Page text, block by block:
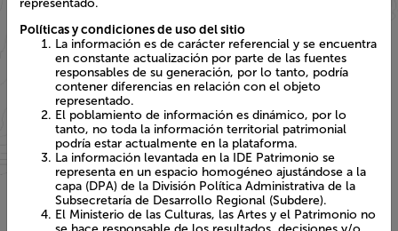
Políticas y condiciones de uso del sitio
La información es de carácter referencial y se encuentra
en constante actualización por parte de las fuentes
responsables de su generación, por lo tanto, podría
contener diferencias en relación con el objeto
representado.
El poblamiento de información es dinámico, por lo tanto,
no toda la información territorial patrimonial podría estar
actualmente en la plataforma.
La información levantada en la IDE Patrimonio se
representa en un espacio homogéneo ajustándose a la
capa (DPA) de la División Política Administrativa de la
Subsecretaría de Desarrollo Regional (Subdere).
El Ministerio de las Culturas, las Artes y el Patrimonio no